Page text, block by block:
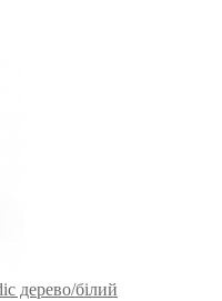
дерево/білий